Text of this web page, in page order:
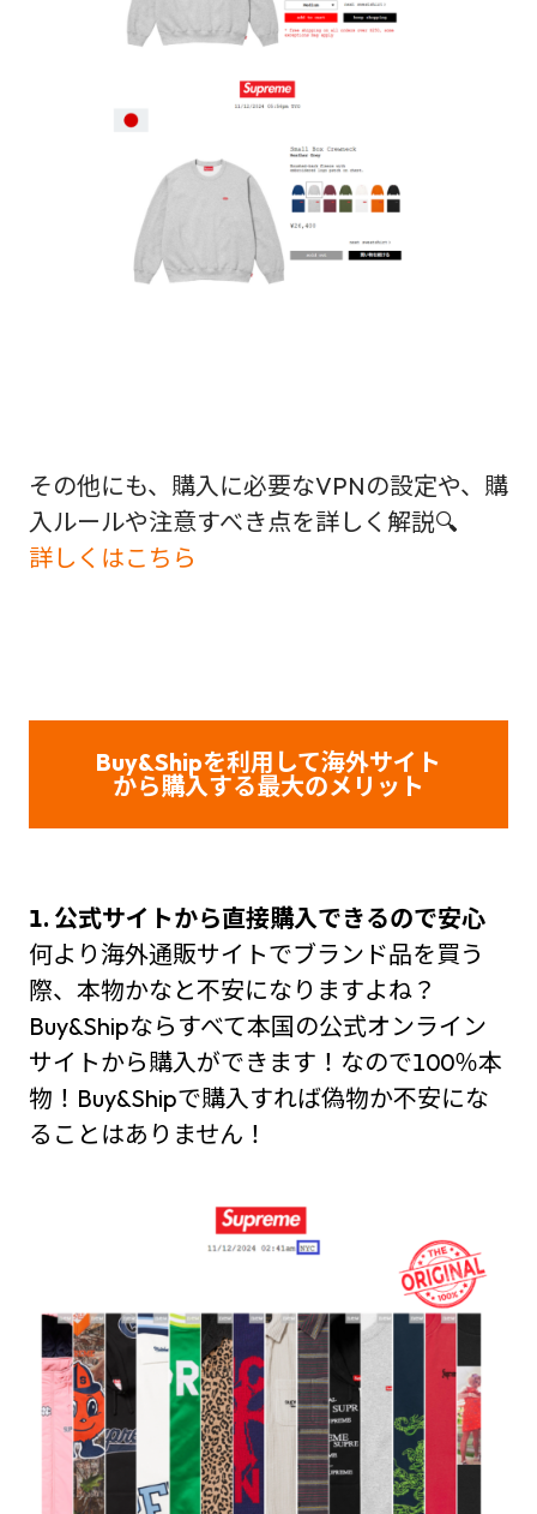
その他にも、購入に必要なVPNの設定や、購
入ルールや注意すべき点を詳しく解説🔍
詳しくはこちら
Buy&Shipを利用して海外サイト
から購入する最大のメリット
1. 公式サイトから直接購入できるので安心
何より海外通販サイトでブランド品を買う
際、本物かなと不安になりますよね？
Buy&Shipならすべて本国の公式オンライン
サイトから購入ができます！なので100％本
物！Buy&Shipで購入すれば偽物か不安にな
ることはありません！